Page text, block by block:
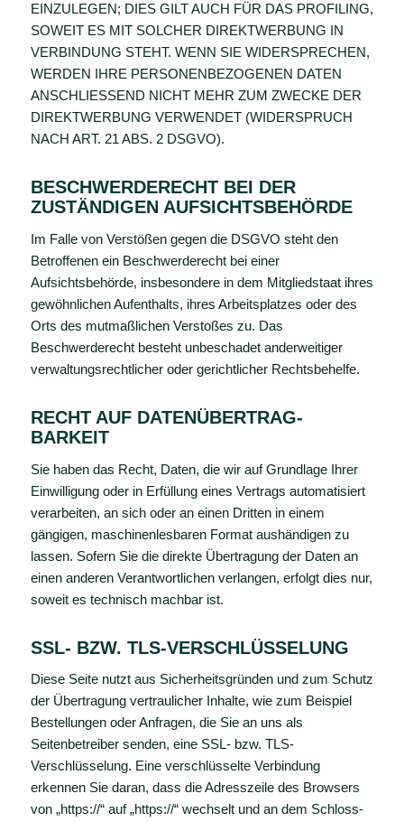
EINZULEGEN; DIES GILT AUCH FÜR DAS PROFILING,
SOWEIT ES MIT SOLCHER DIREKTWERBUNG IN
VERBINDUNG STEHT. WENN SIE WIDERSPRECHEN,
WERDEN IHRE PERSONENBEZOGENEN DATEN
ANSCHLIESSEND NICHT MEHR ZUM ZWECKE DER
DIREKTWERBUNG VERWENDET (WIDERSPRUCH
NACH ART. 21 ABS. 2 DSGVO).
BESCHWERDE­RECHT BEI DER
ZUSTÄNDIGEN AUFSICHTS­BEHÖRDE
Im Falle von Verstößen gegen die DSGVO steht den
Betroffenen ein Beschwerderecht bei einer
Aufsichtsbehörde, insbesondere in dem Mitgliedstaat ihres
gewöhnlichen Aufenthalts, ihres Arbeitsplatzes oder des
Orts des mutmaßlichen Verstoßes zu. Das
Beschwerderecht besteht unbeschadet anderweitiger
verwaltungsrechtlicher oder gerichtlicher Rechtsbehelfe.
RECHT AUF DATEN­ÜBERTRAG­
BARKEIT
Sie haben das Recht, Daten, die wir auf Grundlage Ihrer
Einwilligung oder in Erfüllung eines Vertrags automatisiert
verarbeiten, an sich oder an einen Dritten in einem
gängigen, maschinenlesbaren Format aushändigen zu
lassen. Sofern Sie die direkte Übertragung der Daten an
einen anderen Verantwortlichen verlangen, erfolgt dies nur,
soweit es technisch machbar ist.
SSL- BZW. TLS-VERSCHLÜSSELUNG
Diese Seite nutzt aus Sicherheitsgründen und zum Schutz
der Übertragung vertraulicher Inhalte, wie zum Beispiel
Bestellungen oder Anfragen, die Sie an uns als
Seitenbetreiber senden, eine SSL- bzw. TLS-
Verschlüsselung. Eine verschlüsselte Verbindung
erkennen Sie daran, dass die Adresszeile des Browsers
von „https://“ auf „https://“ wechselt und an dem Schloss-